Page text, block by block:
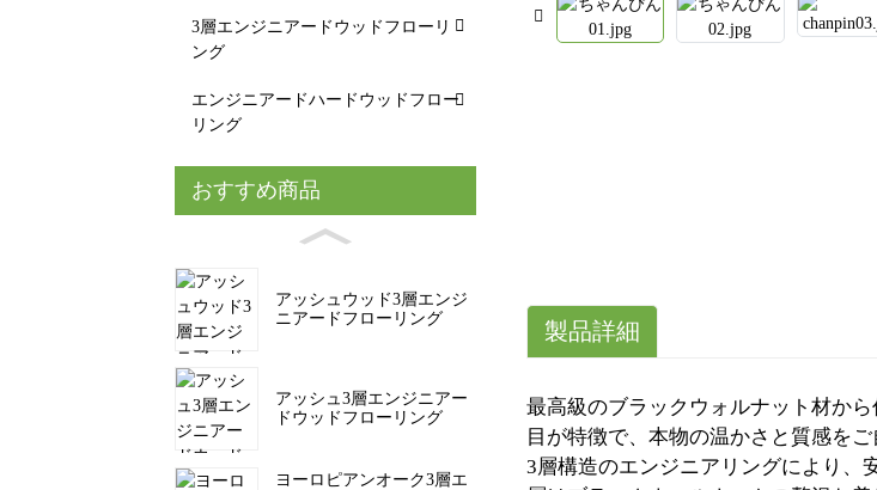
3層エンジニアードウッドフローリ
ング
エンジニアードハードウッドフロー
リング
おすすめ商品
アッシュウッド3層エンジ
ニアードフローリング
アッシュ3層エンジニアー
ドウッドフローリング
ヨーロピアンオーク3層エ
製品詳細
最高級のブラックウォルナット材か
目が特徴で、本物の温かさと質感をご
3層構造のエンジニアリングにより、